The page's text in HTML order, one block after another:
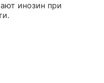
инозин при